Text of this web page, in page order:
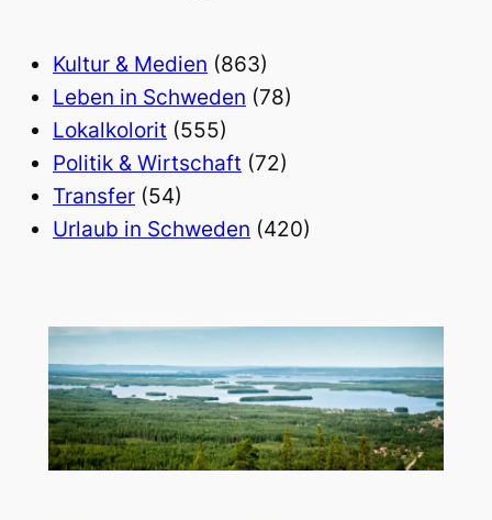
Kultur & Medien (863)
Leben in Schweden (78)
Lokalkolorit (555)
Politik & Wirtschaft (72)
Transfer (54)
Urlaub in Schweden (420)